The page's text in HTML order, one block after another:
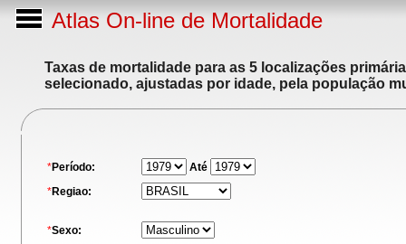
Atlas On-line de Mortalidade
Taxas de mortalidade para as 5 localizações
selecionado, ajustadas por idade, pela população
*Período:
Até
*Regiao:
*Sexo: